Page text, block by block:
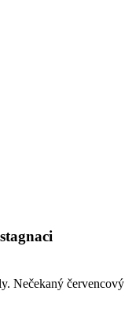
Nečekaný červencový